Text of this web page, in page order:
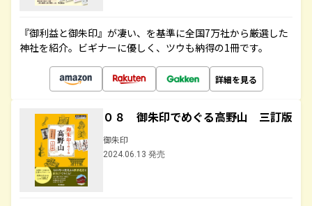
『御利益と御朱印』が凄い、を基準に全国7万社から厳選した
神社を紹介。ビギナーに優しく、ツウも納得の1冊です。
詳細を見る
０８ 御朱印でめぐる高野山 三訂版
御朱印
2024.06.13 発売